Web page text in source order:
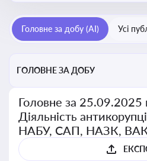
у державному управлінні та
Головне за добу (AI) Усі
ГОЛОВНЕ ЗА ДОБУ
Головне за 25.09.2025
Діяльність
НАБУ, САП, НАЗК,